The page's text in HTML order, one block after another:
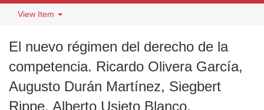
View Item
El nuevo régimen del derecho de la
competencia. Ricardo Olivera García,
Augusto Durán Martínez, Siegbert
Rippe, Alberto Usieto Blanco.